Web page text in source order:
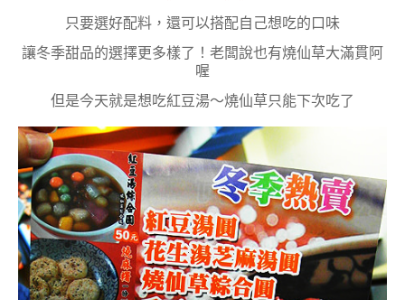
只要選好配料，還可以搭配自己想吃的口味
讓冬季甜品的選擇更多樣了！老闆說也有燒仙草大滿貫阿
喔
但是今天就是想吃紅豆湯～燒仙草只能下次吃了